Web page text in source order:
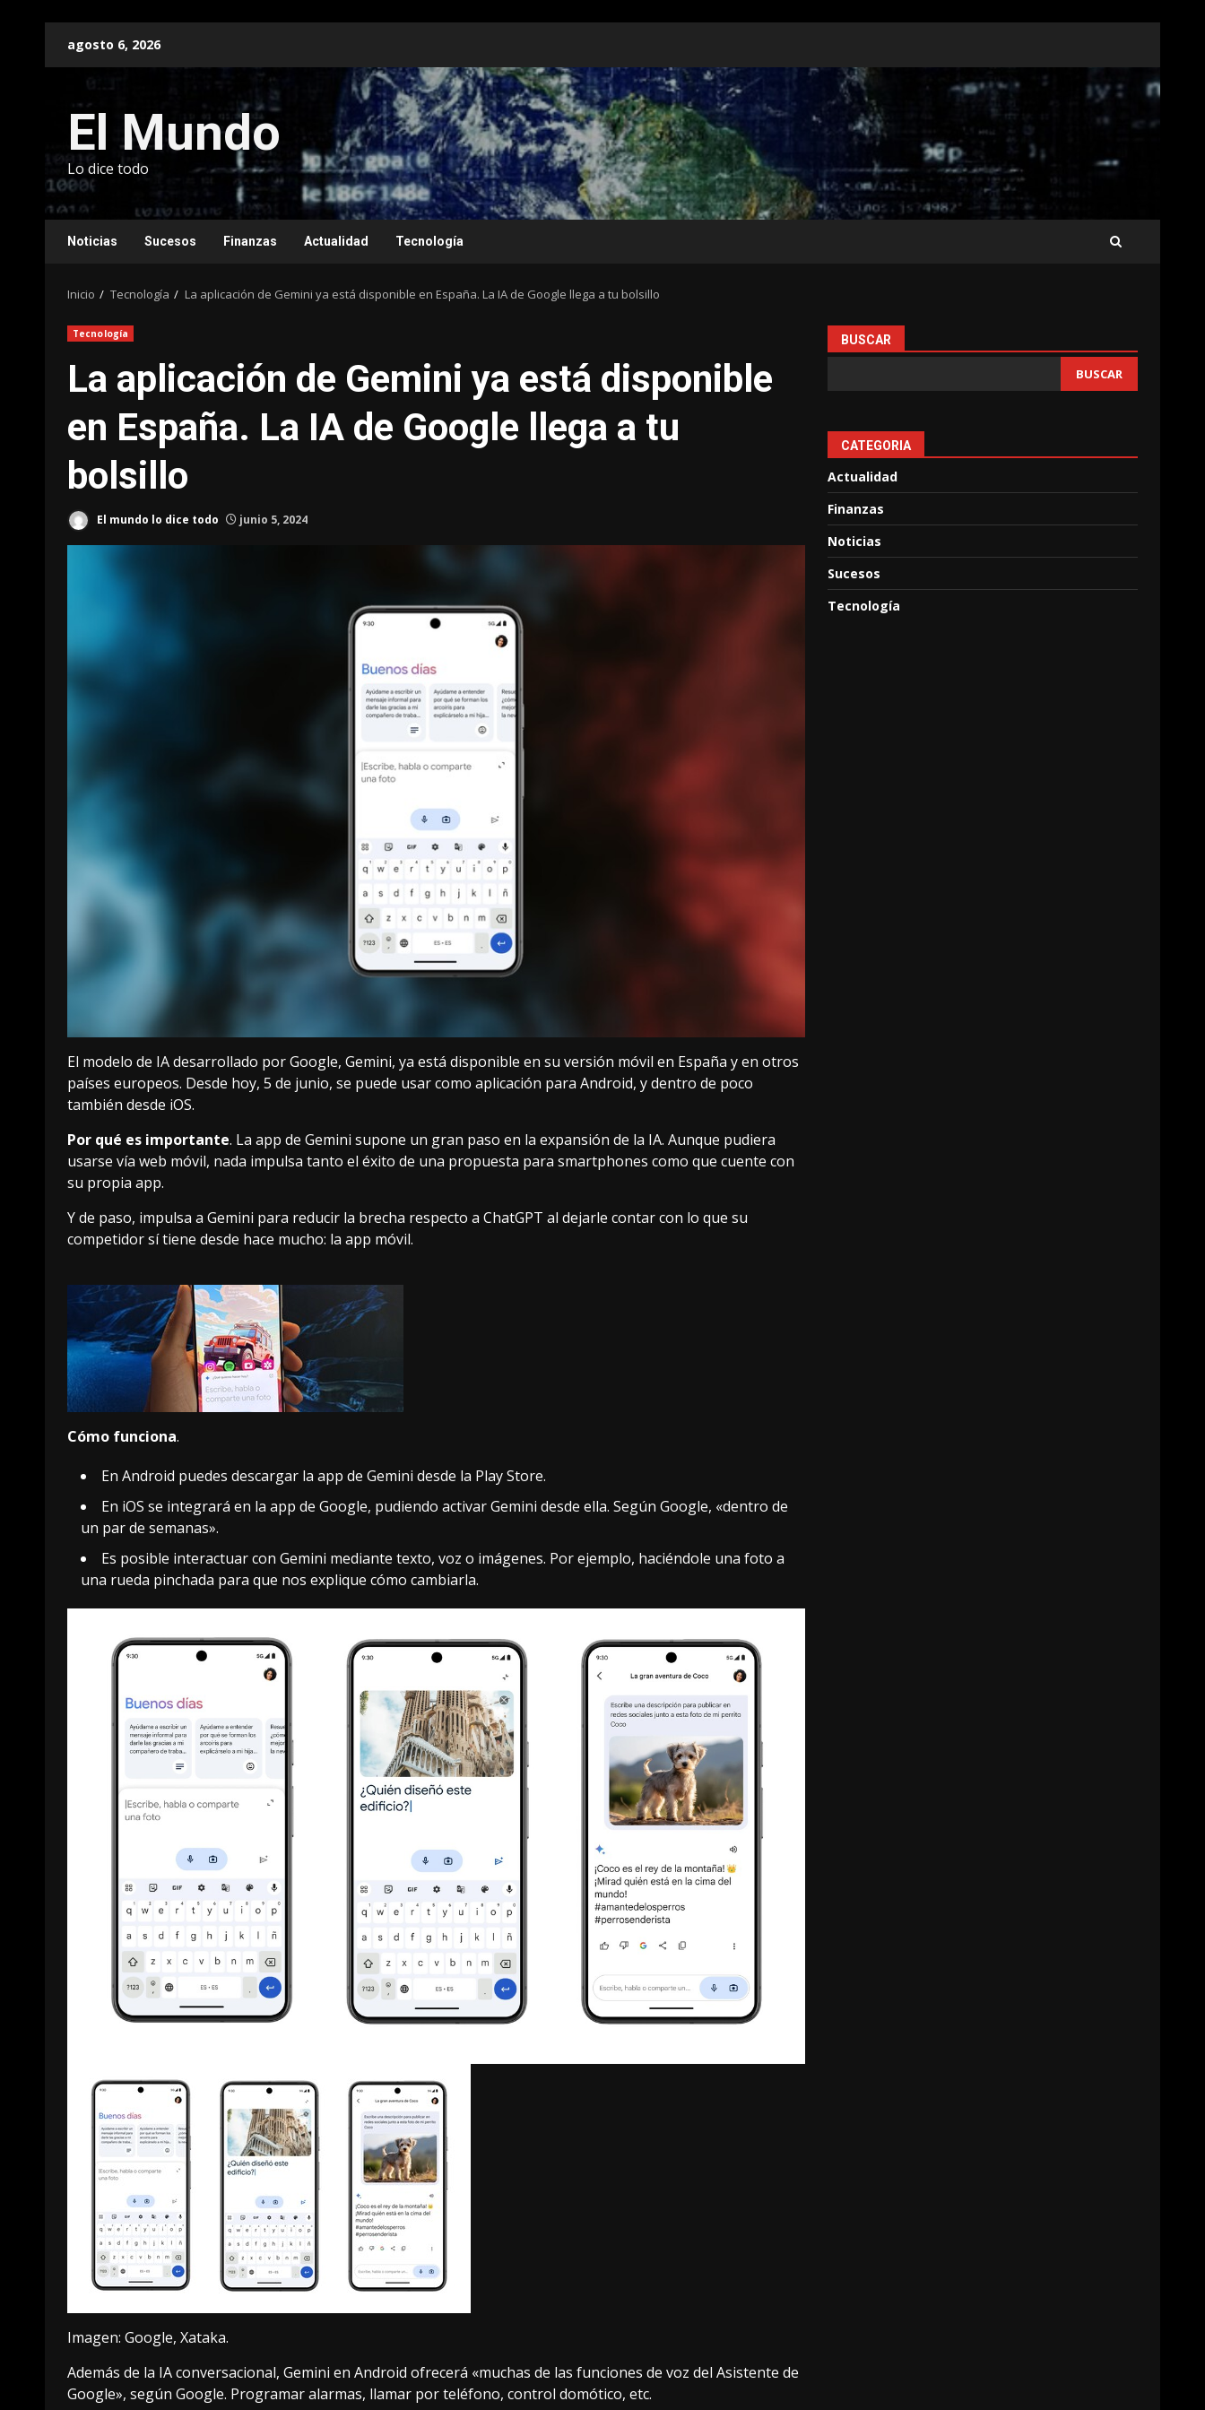
agosto 6, 2026
El Mundo
Lo dice todo
Noticias Sucesos Finanzas Actualidad Tecnología
Inicio Tecnología La aplicación de Gemini ya está disponible en España. La IA de Google llega a tu bolsillo
Tecnología
La aplicación de Gemini ya está disponible
en España. La IA de Google llega a tu
bolsillo
El mundo lo dice todo junio 5, 2024
El modelo de IA desarrollado por Google, Gemini, ya está disponible en su versión móvil en España y en otros
países europeos. Desde hoy, 5 de junio, se puede usar como aplicación para Android, y dentro de poco
también desde iOS.
Por qué es importante. La app de Gemini supone un gran paso en la expansión de la IA. Aunque pudiera
usarse vía web móvil, nada impulsa tanto el éxito de una propuesta para smartphones como que cuente con
su propia app.
Y de paso, impulsa a Gemini para reducir la brecha respecto a ChatGPT al dejarle contar con lo que su
competidor sí tiene desde hace mucho: la app móvil.
Cómo funciona.
En Android puedes descargar la app de Gemini desde la Play Store.
En iOS se integrará en la app de Google, pudiendo activar Gemini desde ella. Según Google, «dentro de
un par de semanas».
Es posible interactuar con Gemini mediante texto, voz o imágenes. Por ejemplo, haciéndole una foto a
una rueda pinchada para que nos explique cómo cambiarla.
Imagen: Google, Xataka.
Además de la IA conversacional, Gemini en Android ofrecerá «muchas de las funciones de voz del Asistente de
Google», según Google. Programar alarmas, llamar por teléfono, control domótico, etc.
BUSCAR
BUSCAR
CATEGORIA
Actualidad
Finanzas
Noticias
Sucesos
Tecnología